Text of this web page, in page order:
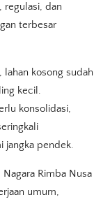
regulasi, dan
terbesar
lahan kosong sudah
kecil.
konsolidasi,
jangka pendek.
Rimba Nusa
umum,